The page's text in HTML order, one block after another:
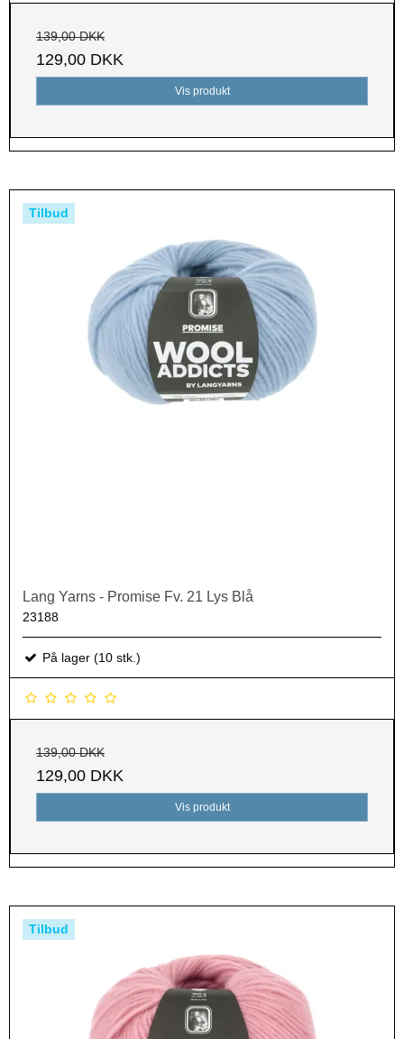
139,00 DKK
129,00 DKK
Vis produkt
Tilbud
Lang Yarns - Promise Fv. 21 Lys Blå
23188
På lager (10 stk.)
139,00 DKK
129,00 DKK
Vis produkt
Tilbud